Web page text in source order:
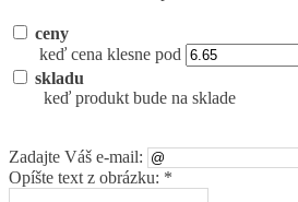
ceny
keď cena klesne pod
skladu
keď produkt bude na sklade
Zadajte Váš e-mail:
Opíšte text z obrázku: *